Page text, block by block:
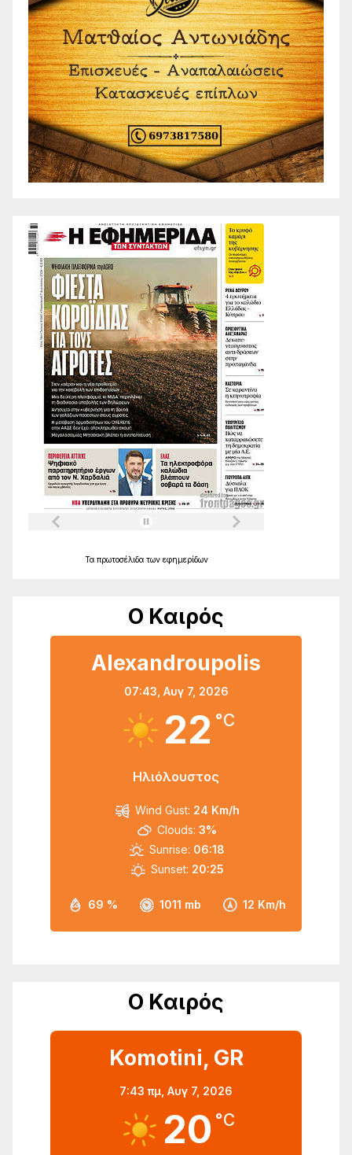
Τα πρωτοσέλιδα των εφημερίδων
Ο Καιρός
Alexandroupolis
07:43, Αυγ 7, 2026
22 °C
Ηλιόλουστος
69 % 1011 mb 12 Km/h
Wind Gust: 24 Km/h
Clouds: 3%
Sunrise: 06:18
Sunset: 20:25
Ο Καιρός
Komotini, GR
7:43 πμ, Αυγ 7, 2026
20 °C